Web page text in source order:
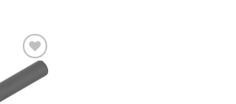
Add to
Wishlist